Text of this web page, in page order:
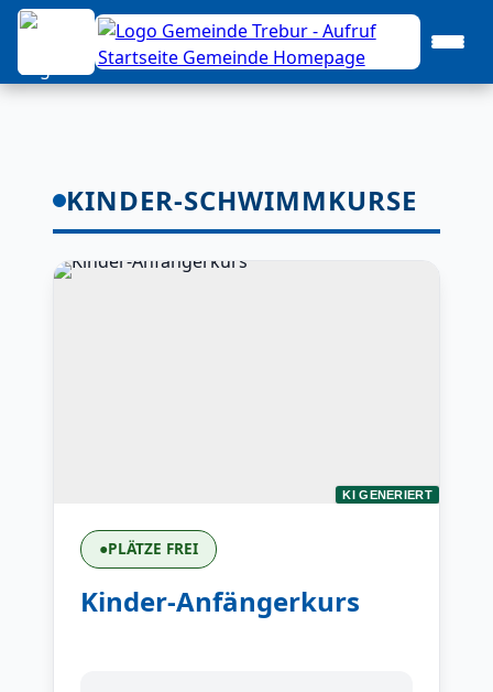
KINDER-SCHWIMMKURSE
KI GENERIERT
●PLÄTZE FREI
Kinder-Anfängerkurs